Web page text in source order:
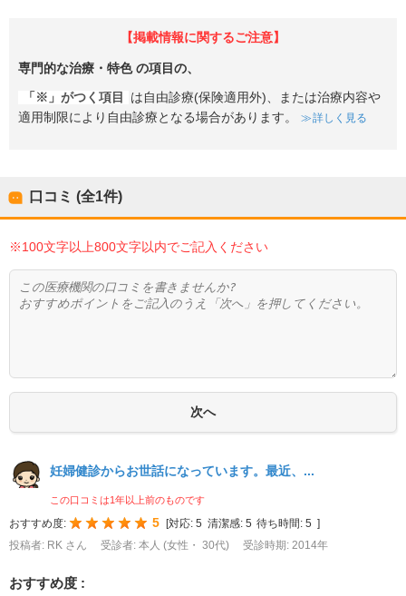
【掲載情報に関するご注意】
専門的な治療・特色の項目の、
「※」がつく項目
は自由診療(保険適用外)、または治療内容や
適用制限により自由診療となる場合があります。
詳しく見る
口コミ (全1件)
※100文字以上800文字以内でご記入ください
妊婦健診からお世話になっています。最近、...
この口コミは1年以上前のものです
おすすめ度: 5 対応: 5 清潔感: 5 待ち時間: 5
投稿者: RK さん
受診者: 本人 (女性・ 30代) 受診時期: 2014年
おすすめ度 :